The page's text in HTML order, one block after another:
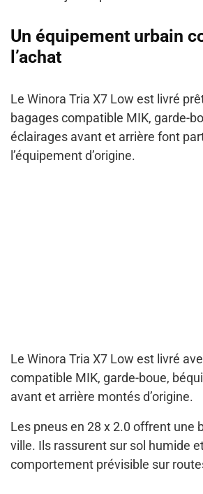
Un équipement urbain
l’achat
Le Winora Tria X7 Low est livré
bagages compatible MIK, garde-
éclairages avant et arrière font
l’équipement d’origine.
Le Winora Tria X7 Low est livré
compatible MIK, garde-boue,
avant et arrière montés d’origine.
Les pneus en 28 x 2.0 offrent une
ville. Ils rassurent sur sol humide
comportement prévisible sur